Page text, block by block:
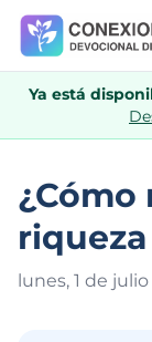
Ya está
lunes, 1 de